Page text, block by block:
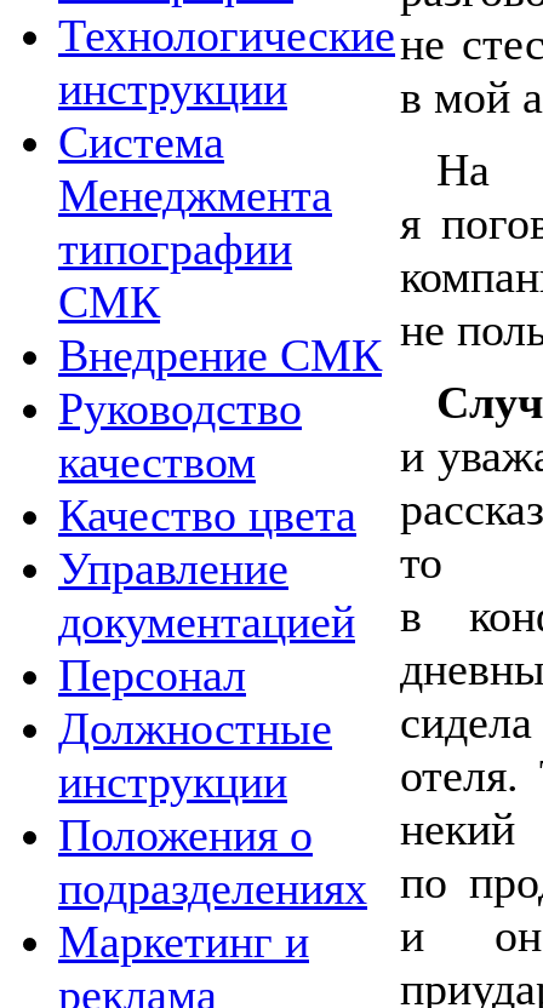
Технологические
инструкции
Система
Менеджмента
типографии
СМК
Внедрение СМК
Руководство
качеством
Качество цвета
Управление
документацией
Персонал
Должностные
инструкции
Положения о
подразделениях
Маркетинг и
реклама
не
в мой
На
я
не
и
то
в
по
и